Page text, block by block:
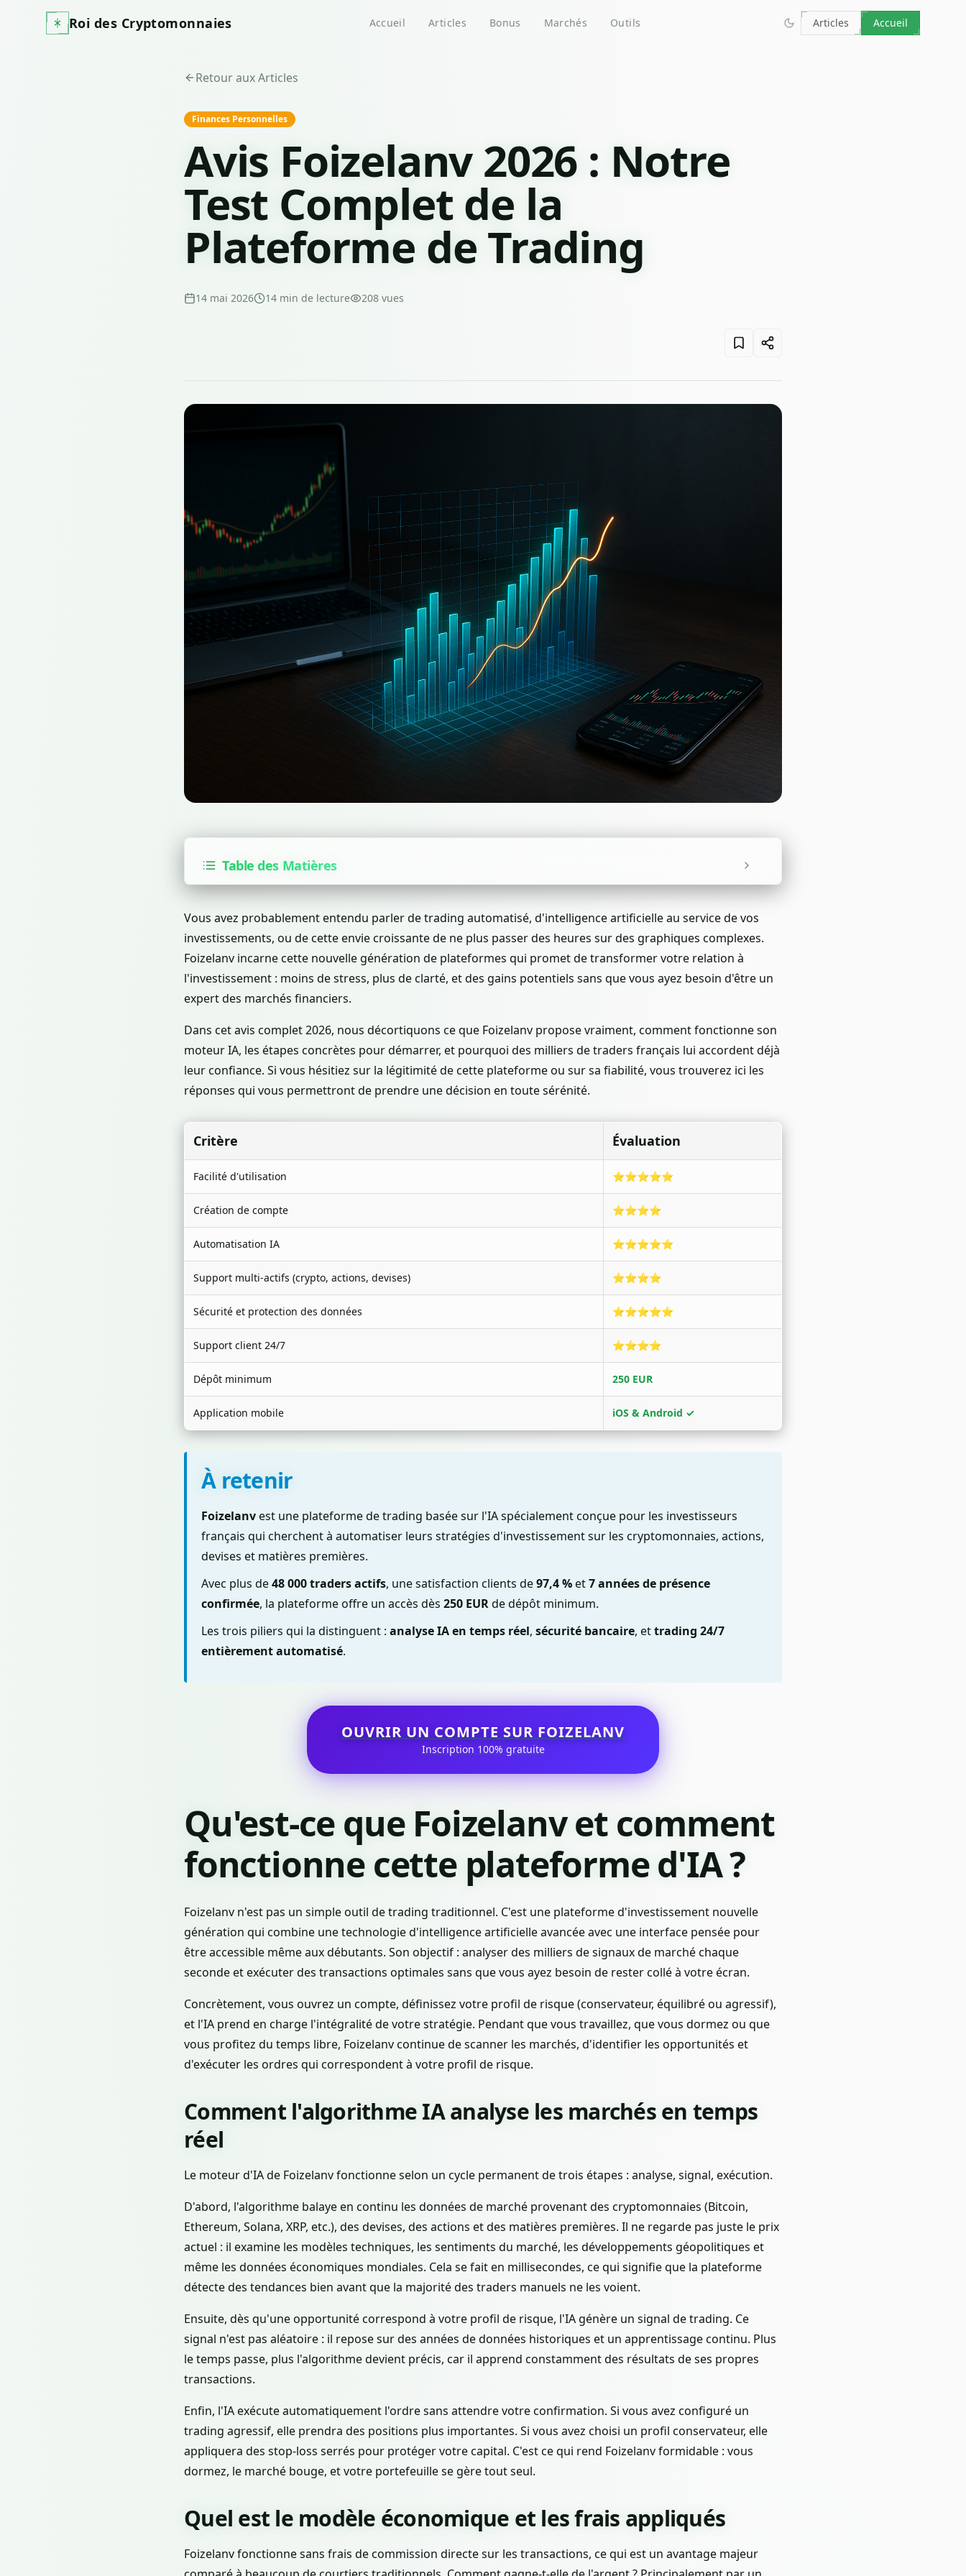
Roi des Cryptomonnaies Accueil Articles Bonus Marchés Outils Articles Accueil
Retour aux Articles
Finances Personnelles
Avis Foizelanv 2026 : Notre
Test Complet de la
Plateforme de Trading
14 mai 2026 14 min de lecture 208 vues
Table des Matières
Vous avez probablement entendu parler de trading automatisé, d'intelligence artificielle au service de vos
investissements, ou de cette envie croissante de ne plus passer des heures sur des graphiques complexes.
Foizelanv incarne cette nouvelle génération de plateformes qui promet de transformer votre relation à
l'investissement : moins de stress, plus de clarté, et des gains potentiels sans que vous ayez besoin d'être un
expert des marchés financiers.
Dans cet avis complet 2026, nous décortiquons ce que Foizelanv propose vraiment, comment fonctionne son
moteur IA, les étapes concrètes pour démarrer, et pourquoi des milliers de traders français lui accordent déjà
leur confiance. Si vous hésitiez sur la légitimité de cette plateforme ou sur sa fiabilité, vous trouverez ici les
réponses qui vous permettront de prendre une décision en toute sérénité.
Critère Évaluation
Facilité d'utilisation ⭐⭐⭐⭐⭐
Création de compte ⭐⭐⭐⭐
Automatisation IA ⭐⭐⭐⭐⭐
Support multi-actifs (crypto, actions, devises) ⭐⭐⭐⭐
Sécurité et protection des données ⭐⭐⭐⭐⭐
Support client 24/7 ⭐⭐⭐⭐
Dépôt minimum 250 EUR
Application mobile iOS & Android ✓
À retenir
Foizelanvest une plateforme de trading basée sur l'IA spécialement conçue pour les investisseurs
français qui cherchent à automatiser leurs stratégies d'investissement sur les cryptomonnaies, actions,
devises et matières premières.
Avec plus de48 000 traders actifs, une satisfaction clients de97,4 %et7 années de présence
confirmée, la plateforme offre un accès dès 250 EURde dépôt minimum.
Les trois piliers qui la distinguent : analyse IA en temps réel, sécurité bancaire, ettrading 24/7
entièrement automatisé.
OUVRIR UN COMPTE SUR FOIZELANV
Inscription 100% gratuite
Qu'est-ce que Foizelanv et comment
fonctionne cette plateforme d'IA ?
Foizelanv n'est pas un simple outil de trading traditionnel. C'est une plateforme d'investissement nouvelle
génération qui combine une technologie d'intelligence artificielle avancée avec une interface pensée pour
être accessible même aux débutants. Son objectif : analyser des milliers de signaux de marché chaque
seconde et exécuter des transactions optimales sans que vous ayez besoin de rester collé à votre écran.
Concrètement, vous ouvrez un compte, définissez votre profil de risque (conservateur, équilibré ou agressif),
et l'IA prend en charge l'intégralité de votre stratégie. Pendant que vous travaillez, que vous dormez ou que
vous profitez du temps libre, Foizelanv continue de scanner les marchés, d'identifier les opportunités et
d'exécuter les ordres qui correspondent à votre profil de risque.
Comment l'algorithme IA analyse les marchés en temps
réel
Le moteur d'IA de Foizelanv fonctionne selon un cycle permanent de trois étapes : analyse, signal, exécution.
D'abord, l'algorithme balaye en continu les données de marché provenant des cryptomonnaies (Bitcoin,
Ethereum, Solana, XRP, etc.), des devises, des actions et des matières premières. Il ne regarde pas juste le prix
actuel : il examine les modèles techniques, les sentiments du marché, les développements géopolitiques et
même les données économiques mondiales. Cela se fait en millisecondes, ce qui signifie que la plateforme
détecte des tendances bien avant que la majorité des traders manuels ne les voient.
Ensuite, dès qu'une opportunité correspond à votre profil de risque, l'IA génère un signal de trading. Ce
signal n'est pas aléatoire : il repose sur des années de données historiques et un apprentissage continu. Plus
le temps passe, plus l'algorithme devient précis, car il apprend constamment des résultats de ses propres
transactions.
Enfin, l'IA exécute automatiquement l'ordre sans attendre votre confirmation. Si vous avez configuré un
trading agressif, elle prendra des positions plus importantes. Si vous avez choisi un profil conservateur, elle
appliquera des stop-loss serrés pour protéger votre capital. C'est ce qui rend Foizelanv formidable : vous
dormez, le marché bouge, et votre portefeuille se gère tout seul.
Quel est le modèle économique et les frais appliqués
Foizelanv fonctionne sans frais de commission directe sur les transactions, ce qui est un avantage majeur